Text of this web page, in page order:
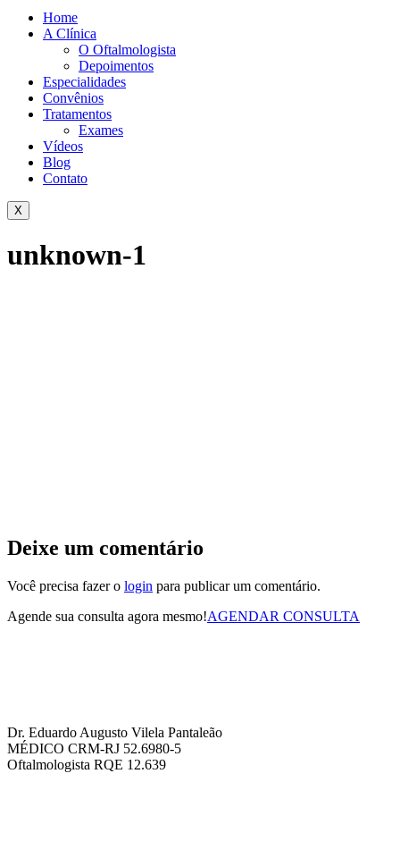
Home
A Clínica
O Oftalmologista
Depoimentos
Especialidades
Convênios
Tratamentos
Exames
Vídeos
Blog
Contato
X
unknown-1
Deixe um comentário
Você precisa fazer o login para publicar um comentário.
Agende sua consulta agora mesmo!AGENDAR CONSULTA
Dr. Eduardo Augusto Vilela Pantaleão
MÉDICO CRM-RJ 52.6980-5
Oftalmologista RQE 12.639